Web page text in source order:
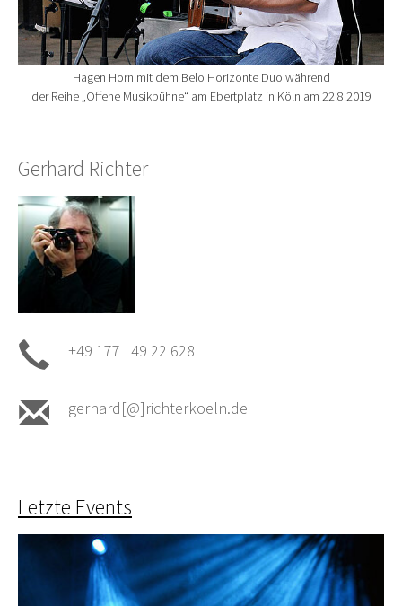
Hagen Horn mit dem Belo Horizonte Duo während
der Reihe „Offene Musikbühne“ am Ebertplatz in Köln am 22.8.2019
Gerhard Richter
+49 177 49 22 628
gerhard[@]richterkoeln.de
Letzte Events